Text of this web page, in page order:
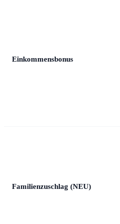
Einkommensbonus
Familienzuschlag (NEU)